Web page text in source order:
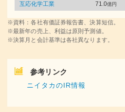
互応化学工業 71.0億円
※資料：各社有価証券報告書、決算短信。
※最新年の売上、利益は原則予測値。
※決算月と会計基準は各社異なります。
参考リンク
ニイタカのIR情報